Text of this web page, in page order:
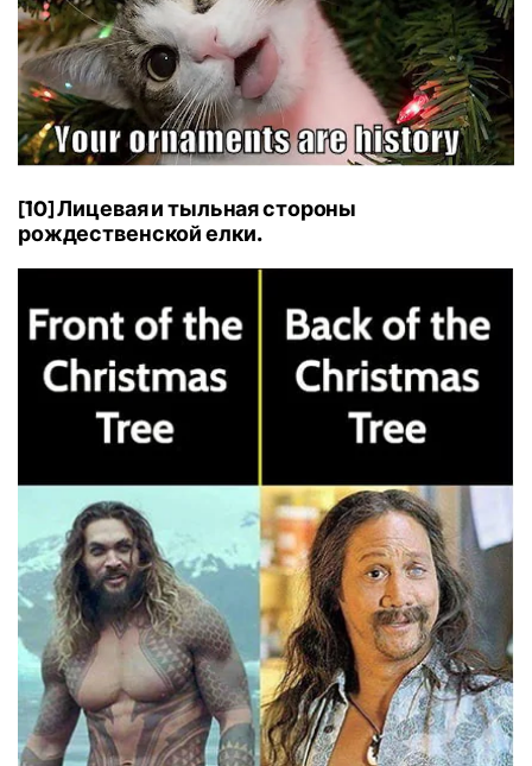
[10] Лицевая и тыльная стороны
рождественской елки.